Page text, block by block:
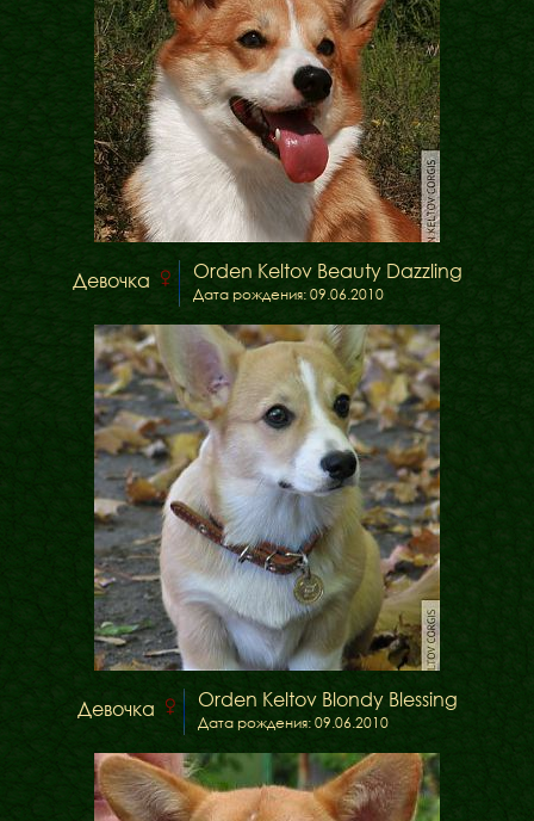
Девочка Orden Keltov Beauty Dazzling
Дата рождения: 09.06.2010
Девочка Orden Keltov Blondy Blessing
Дата рождения: 09.06.2010